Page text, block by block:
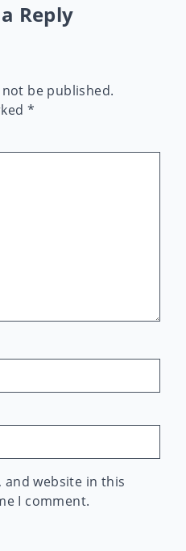
Reply
be published.
*
and website in this
I comment.